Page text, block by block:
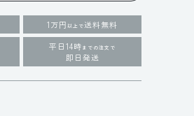
1万円 以上で送料無料
平日14時 までの注文で
即日発送